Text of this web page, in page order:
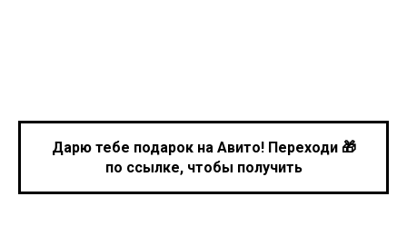
🎁 Дарю тебе подарок на Авито! Переходи
по ссылке, чтобы получить